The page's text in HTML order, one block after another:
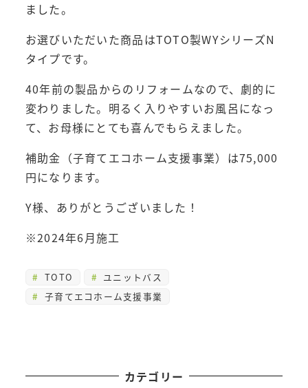
ました。
お選びいただいた商品はTOTO製WYシリーズN
タイプです。
40年前の製品からのリフォームなので、劇的に
変わりました。明るく入りやすいお風呂になっ
て、お母様にとても喜んでもらえました。
補助金（子育てエコホーム支援事業）は75,000
円になります。
Y様、ありがとうございました！
※2024年6月施工
TOTO
ユニットバス
子育てエコホーム支援事業
カテゴリー